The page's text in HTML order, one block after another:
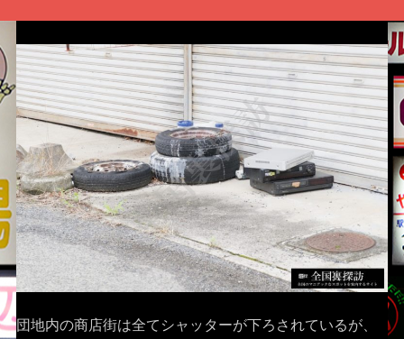
団地内の商店街は全てシャッターが下ろされているが、